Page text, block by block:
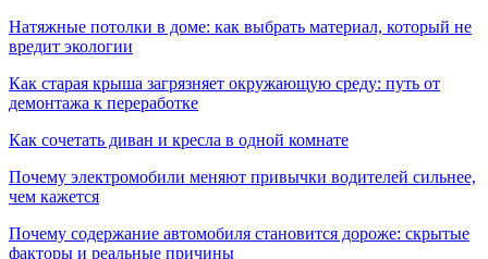
Натяжные потолки в доме: как выбрать материал, который не
вредит экологии
Как старая крыша загрязняет окружающую среду: путь от
демонтажа к переработке
Как сочетать диван и кресла в одной комнате
Почему электромобили меняют привычки водителей сильнее,
чем кажется
Почему содержание автомобиля становится дороже: скрытые
факторы и реальные причины